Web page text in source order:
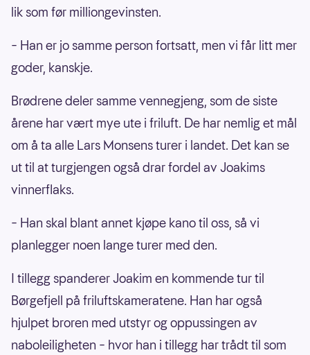
lik som før milliongevinsten.
– Han er jo samme person fortsatt, men vi får litt mer
goder, kanskje.
Brødrene deler samme vennegjeng, som de siste
årene har vært mye ute i friluft. De har nemlig et mål
om å ta alle Lars Monsens turer i landet. Det kan se
ut til at turgjengen også drar fordel av Joakims
vinnerflaks.
– Han skal blant annet kjøpe kano til oss, så vi
planlegger noen lange turer med den.
I tillegg spanderer Joakim en kommende tur til
Børgefjell på friluftskameratene. Han har også
hjulpet broren med utstyr og oppussingen av
naboleiligheten – hvor han i tillegg har trådt til som